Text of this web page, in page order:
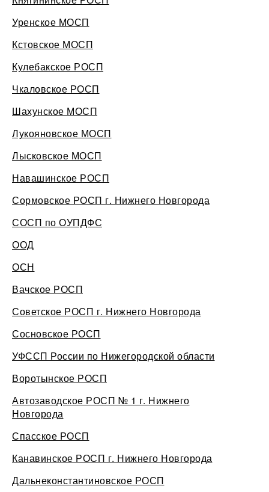
Уренское МОСП
Кстовское МОСП
Кулебакское РОСП
Чкаловское РОСП
Шахунское МОСП
Лукояновское МОСП
Лысковское МОСП
Навашинское РОСП
Сормовское РОСП г. Нижнего Новгорода
СОСП по ОУПДФС
ООД
ОСН
Вачское РОСП
Советское РОСП г. Нижнего Новгорода
Сосновское РОСП
УФССП России по Нижегородской области
Воротынское РОСП
Автозаводское РОСП № 1 г. Нижнего
Новгорода
Спасское РОСП
Канавинское РОСП г. Нижнего Новгорода
Дальнеконстантиновское РОСП